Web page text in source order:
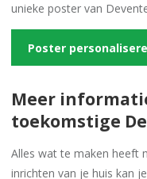
unieke poster van
Poster
Meer
toekomstige
Alles wat te maken heeft
inrichten van je huis kan